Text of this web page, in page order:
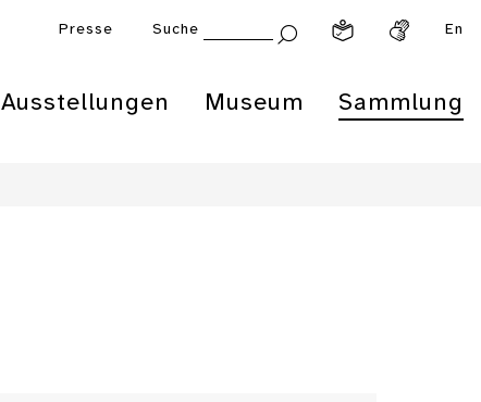
Presse Suche En
Ausstellungen Museum Sammlung